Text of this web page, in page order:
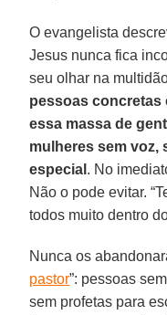
O evangelista
Jesus nunca fica
seu olhar na
pessoas concretas
essa massa de
mulheres sem voz,
especial . No
Não o pode evitar.
todos muito dentro
Nunca os
pastor”: pessoas
sem profetas para